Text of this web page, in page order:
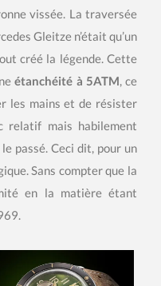
vissée. La traversée
Gleitze n’était qu’un
créé la légende. Cette
étanchéité à 5ATM, ce
les mains et de résister
relatif mais habilement
passé. Ceci dit, pour un
Sans compter que la
en la matière étant